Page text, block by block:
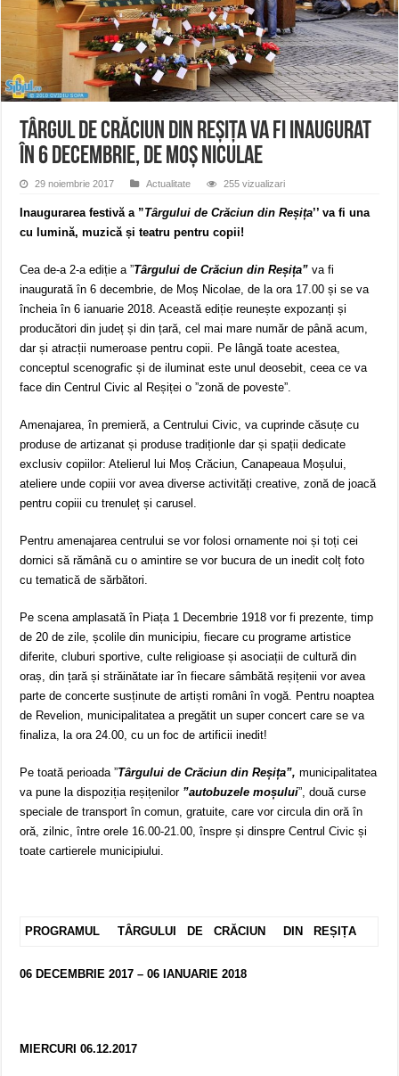
ANUNŢ OPRIRE APĂ în CARANSEBEȘ avarie
ANUNȚ OPRIRE APĂ în Reșița, cartier Țerova – avarie – 04.08.2026
Târgul de Crăciun din Reșița va fi inaugurat
în 6 decembrie, de Moș Niculae
29 noiembrie 2017 Actualitate 255 vizualizari
Inaugurarea festivă a ”Târgului de Crăciun din Reșița’’ va fi una
cu lumină, muzică și teatru pentru copii!
Cea de-a 2-a ediție a ”Târgului de Crăciun din Reșița” va fi
inaugurată în 6 decembrie, de Moș Nicolae, de la ora 17.00 și se va
încheia în 6 ianuarie 2018. Această ediție reunește expozanți și
producători din județ și din țară, cel mai mare număr de până acum,
dar și atracții numeroase pentru copii. Pe lângă toate acestea,
conceptul scenografic și de iluminat este unul deosebit, ceea ce va
face din Centrul Civic al Reșiței o ”zonă de poveste”.
Amenajarea, în premieră, a Centrului Civic, va cuprinde căsuțe cu
produse de artizanat și produse tradiționle dar și spații dedicate
exclusiv copiilor: Atelierul lui Moș Crăciun, Canapeaua Moșului,
ateliere unde copiii vor avea diverse activități creative, zonă de joacă
pentru copiii cu trenuleț și carusel.
Pentru amenajarea centrului se vor folosi ornamente noi și toți cei
dornici să rămână cu o amintire se vor bucura de un inedit colț foto
cu tematică de sărbători.
Pe scena amplasată în Piața 1 Decembrie 1918 vor fi prezente, timp
de 20 de zile, școlile din municipiu, fiecare cu programe artistice
diferite, cluburi sportive, culte religioase și asociații de cultură din
oraș, din țară și străinătate iar în fiecare sâmbătă reșițenii vor avea
parte de concerte susținute de artiști români în vogă. Pentru noaptea
de Revelion, municipalitatea a pregătit un super concert care se va
finaliza, la ora 24.00, cu un foc de artificii inedit!
Pe toată perioada ”Târgului de Crăciun din Reșița”,municipalitatea
va pune la dispoziția reșițenilor ”autobuzele moșului”, două curse
speciale de transport în comun, gratuite, care vor circula din oră în
oră, zilnic, între orele 16.00-21.00, înspre și dinspre Centrul Civic și
toate cartierele municipiului.
PROGRAMUL TÂRGULUI DE CRĂCIUN DIN REȘIȚA
06 DECEMBRIE 2017 – 06 IANUARIE 2018
MIERCURI 06.12.2017